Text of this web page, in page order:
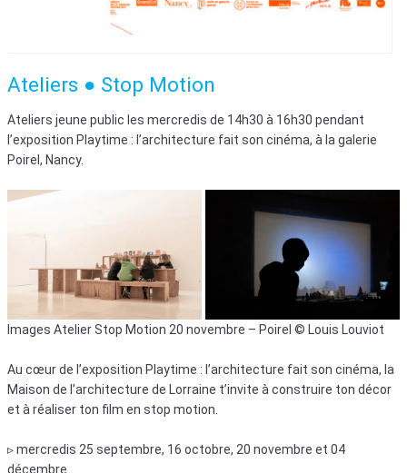
Ateliers ● Stop Motion
Ateliers jeune public les mercredis de 14h30 à 16h30 pendant
l’exposition Playtime : l’architecture fait son cinéma, à la galerie
Poirel, Nancy.
Images Atelier Stop Motion 20 novembre – Poirel © Louis Louviot
Au cœur de l’exposition Playtime : l’architecture fait son cinéma, la
Maison de l’architecture de Lorraine t’invite à construire ton décor
et à réaliser ton film en stop motion.
▹ mercredis 25 septembre, 16 octobre, 20 novembre et 04
décembre